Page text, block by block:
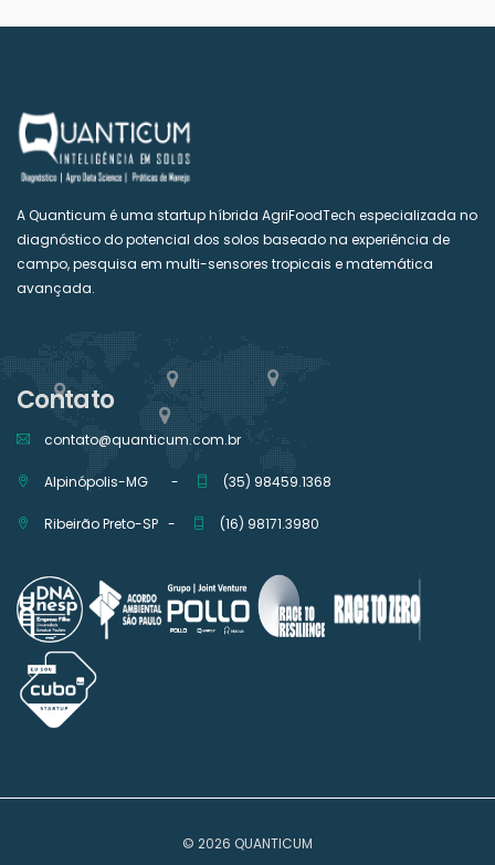
A Quanticum é uma startup híbrida AgriFoodTech especializada no
diagnóstico do potencial dos solos baseado na experiência de
campo, pesquisa em multi-sensores tropicais e matemática
avançada.
Contato
contato@quanticum.com.br
Alpinópolis-MG - (35) 98459.1368
Ribeirão Preto-SP - (16) 98171.3980
© 2026 QUANTICUM